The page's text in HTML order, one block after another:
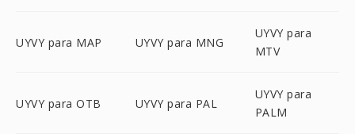
UYVY para MAP UYVY para MNG
UYVY para
MTV
UYVY para OTB UYVY para PAL
UYVY para
PALM